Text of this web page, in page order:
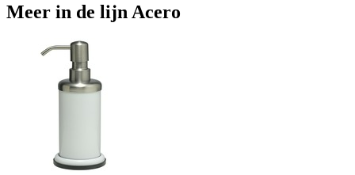
Meer in de lijn Acero